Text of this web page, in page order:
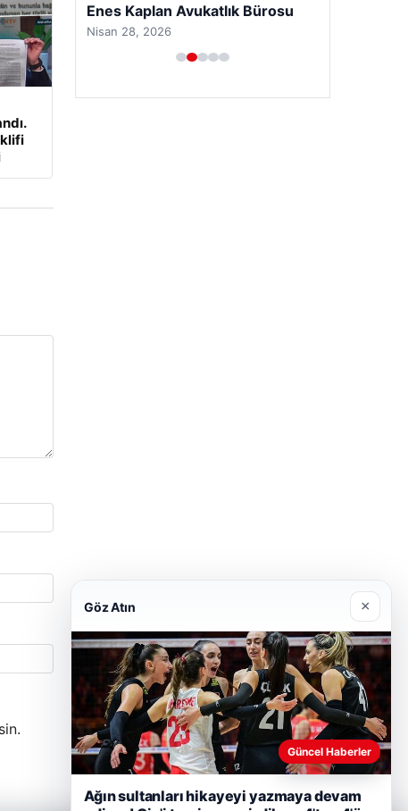
Enes Kaplan Avukatlık Bürosu
Nisan 28, 2026
Göz Atın ×
Güncel Haberler
Ağın sultanları hikayeyi yazmaya devam